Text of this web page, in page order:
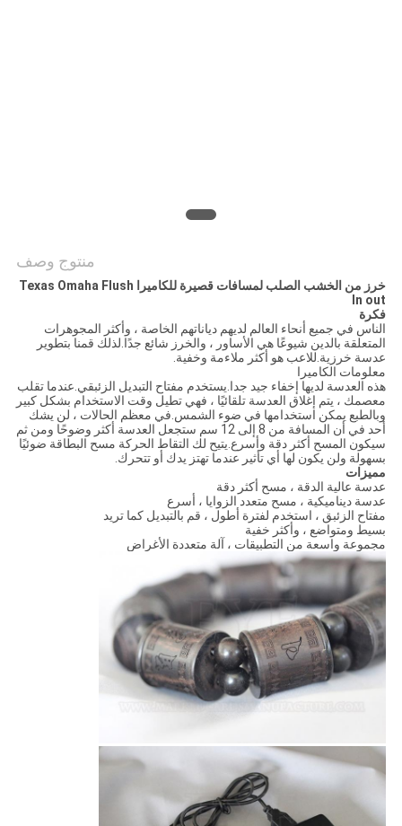
منتوج وصف
خرز من الخشب الصلب لمسافات قصيرة للكاميرا Texas Omaha Flush
In out
فكرة
الناس في جميع أنحاء العالم لديهم دياناتهم الخاصة ، وأكثر المجوهرات
المتعلقة بالدين شيوعًا هي الأساور ، والخرز شائع جدًا.لذلك قمنا بتطوير
عدسة خرزية.للاعب هو أكثر ملاءمة وخفية.
معلومات الكاميرا
هذه العدسة لديها إخفاء جيد جدا.يستخدم مفتاح التبديل الزئبقي.عندما تقلب
معصمك ، يتم إغلاق العدسة تلقائيًا ، فهي تطيل وقت الاستخدام بشكل كبير
وبالطبع يمكن استخدامها في ضوء الشمس.في معظم الحالات ، لن يشك
أحد في أن المسافة من 8 إلى 12 سم ستجعل العدسة أكثر وضوحًا ومن ثم
سيكون المسح أكثر دقة وأسرع.يتيح لك التقاط الحركة مسح البطاقة ضوئيًا
بسهولة ولن يكون لها أي تأثير عندما تهتز يدك أو تتحرك.
مميزات
عدسة عالية الدقة ، مسح أكثر دقة
عدسة ديناميكية ، مسح متعدد الزوايا ، أسرع
مفتاح الزئبق ، استخدم لفترة أطول ، قم بالتبديل كما تريد
بسيط ومتواضع ، وأكثر خفية
مجموعة واسعة من التطبيقات ، آلة متعددة الأغراض